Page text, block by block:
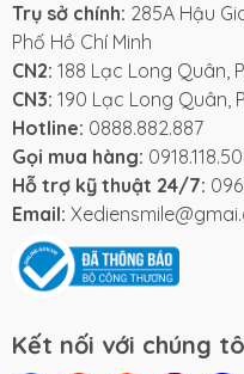
Trụ sở chính: 285A Hậu
Phố Hồ Chí Minh
CN2: 188 Lạc Long Quân,
CN3: 190 Lạc Long Quân,
Hotline: 0888.882.887
Gọi mua hàng:
Hỗ trợ kỹ thuật 24/7:
Email:
Kết nối với chúng